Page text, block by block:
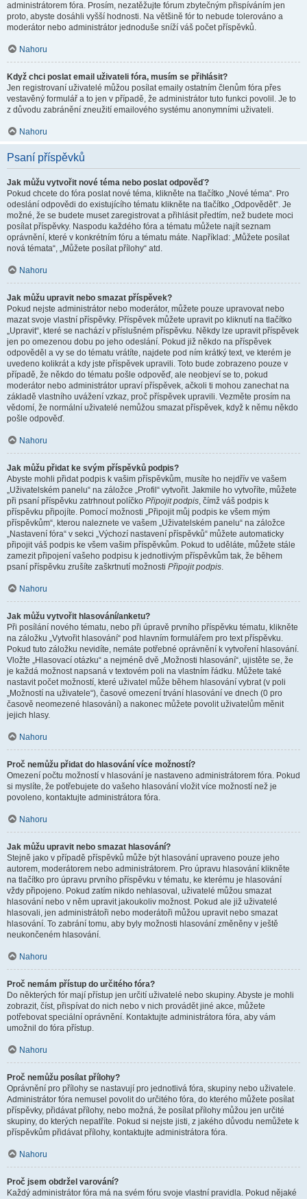
administrátorem fóra. Prosím, nezatěžujte fórum zbytečným přispíváním jen
proto, abyste dosáhli vyšší hodnosti. Na většině fór to nebude tolerováno a
moderátor nebo administrátor jednoduše sníží váš počet příspěvků.
Nahoru
Když chci poslat email uživateli fóra, musím se přihlásit?
Jen registrovaní uživatelé můžou posílat emaily ostatním členům fóra přes
vestavěný formulář a to jen v případě, že administrátor tuto funkci povolil. Je to
z důvodu zabránění zneužití emailového systému anonymními uživateli.
Nahoru
Psaní příspěvků
Jak můžu vytvořit nové téma nebo poslat odpověď?
Pokud chcete do fóra poslat nové téma, klikněte na tlačítko „Nové téma“. Pro
odeslání odpovědi do existujícího tématu klikněte na tlačítko „Odpovědět“. Je
možné, že se budete muset zaregistrovat a přihlásit předtím, než budete moci
posílat příspěvky. Naspodu každého fóra a tématu můžete najít seznam
oprávnění, které v konkrétním fóru a tématu máte. Například: „Můžete posílat
nová témata“, „Můžete posílat přílohy“ atd.
Nahoru
Jak můžu upravit nebo smazat příspěvek?
Pokud nejste administrátor nebo moderátor, můžete pouze upravovat nebo
mazat svoje vlastní příspěvky. Příspěvek můžete upravit po kliknutí na tlačítko
„Upravit“, které se nachází v příslušném příspěvku. Někdy lze upravit příspěvek
jen po omezenou dobu po jeho odeslání. Pokud již někdo na příspěvek
odpověděl a vy se do tématu vrátíte, najdete pod ním krátký text, ve kterém je
uvedeno kolikrát a kdy jste příspěvek upravili. Toto bude zobrazeno pouze v
případě, že někdo do tématu pošle odpověď, ale neobjeví se to, pokud
moderátor nebo administrátor upraví příspěvek, ačkoli ti mohou zanechat na
základě vlastního uvážení vzkaz, proč příspěvek upravili. Vezměte prosím na
vědomí, že normální uživatelé nemůžou smazat příspěvek, když k němu někdo
pošle odpověď.
Nahoru
Jak můžu přidat ke svým příspěvků podpis?
Abyste mohli přidat podpis k vašim příspěvkům, musíte ho nejdřív ve vašem
„Uživatelském panelu“ na záložce „Profil“ vytvořit. Jakmile ho vytvoříte, můžete
při psaní příspěvku zatrhnout políčko Připojit podpis, čímž váš podpis k
příspěvku připojíte. Pomocí možnosti „Připojit můj podpis ke všem mým
příspěvkům“, kterou naleznete ve vašem „Uživatelském panelu“ na záložce
„Nastavení fóra“ v sekci „Výchozí nastavení příspěvků“ můžete automaticky
připojit váš podpis ke všem vašim příspěvkům. Pokud to uděláte, můžete stále
zamezit připojení vašeho podpisu k jednotlivým příspěvkům tak, že během
psaní příspěvku zrušíte zaškrtnutí možnosti Připojit podpis.
Nahoru
Jak můžu vytvořit hlasování/anketu?
Při posílání nového tématu, nebo při úpravě prvního příspěvku tématu, klikněte
na záložku „Vytvořit hlasování“ pod hlavním formulářem pro text příspěvku.
Pokud tuto záložku nevidíte, nemáte potřebné oprávnění k vytvoření hlasování.
Vložte „Hlasovací otázku“ a nejméně dvě „Možnosti hlasování“, ujistěte se, že
je každá možnost napsaná v textovém poli na vlastním řádku. Můžete také
nastavit počet možností, které uživatel může během hlasování vybrat (v poli
„Možností na uživatele“), časové omezení trvání hlasování ve dnech (0 pro
časově neomezené hlasování) a nakonec můžete povolit uživatelům měnit
jejich hlasy.
Nahoru
Proč nemůžu přidat do hlasování více možností?
Omezení počtu možností v hlasování je nastaveno administrátorem fóra. Pokud
si myslíte, že potřebujete do vašeho hlasování vložit více možností než je
povoleno, kontaktujte administrátora fóra.
Nahoru
Jak můžu upravit nebo smazat hlasování?
Stejně jako v případě příspěvků může být hlasování upraveno pouze jeho
autorem, moderátorem nebo administrátorem. Pro úpravu hlasování klikněte
na tlačítko pro úpravu prvního příspěvku v tématu, ke kterému je hlasování
vždy připojeno. Pokud zatím nikdo nehlasoval, uživatelé můžou smazat
hlasování nebo v něm upravit jakoukoliv možnost. Pokud ale již uživatelé
hlasovali, jen administrátoři nebo moderátoři můžou upravit nebo smazat
hlasování. To zabrání tomu, aby byly možnosti hlasování změněny v ještě
neukončeném hlasování.
Nahoru
Proč nemám přístup do určitého fóra?
Do některých fór mají přístup jen určití uživatelé nebo skupiny. Abyste je mohli
zobrazit, číst, přispívat do nich nebo v nich provádět jiné akce, můžete
potřebovat speciální oprávnění. Kontaktujte administrátora fóra, aby vám
umožnil do fóra přístup.
Nahoru
Proč nemůžu posílat přílohy?
Oprávnění pro přílohy se nastavují pro jednotlivá fóra, skupiny nebo uživatele.
Administrátor fóra nemusel povolit do určitého fóra, do kterého můžete posílat
příspěvky, přidávat přílohy, nebo možná, že posílat přílohy můžou jen určité
skupiny, do kterých nepatříte. Pokud si nejste jisti, z jakého důvodu nemůžete k
příspěvkům přidávat přílohy, kontaktujte administrátora fóra.
Nahoru
Proč jsem obdržel varování?
Každý administrátor fóra má na svém fóru svoje vlastní pravidla. Pokud nějaké